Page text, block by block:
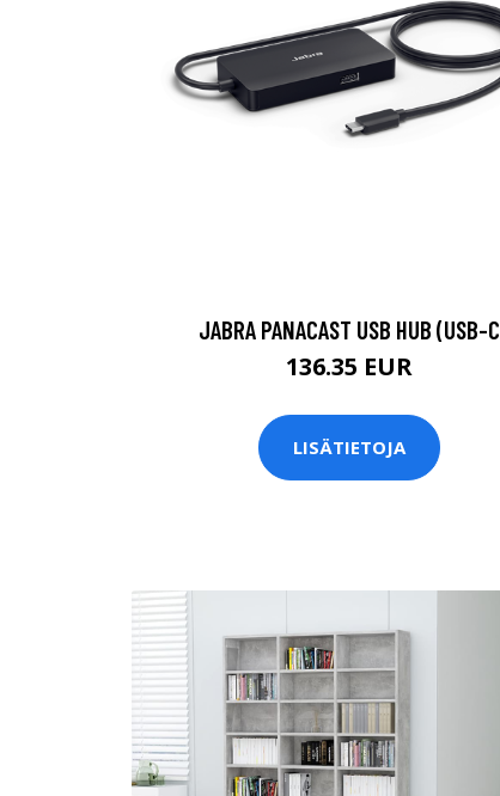
JABRA PANACAST USB HUB (USB-C
136.35 EUR
LISÄTIETOJA